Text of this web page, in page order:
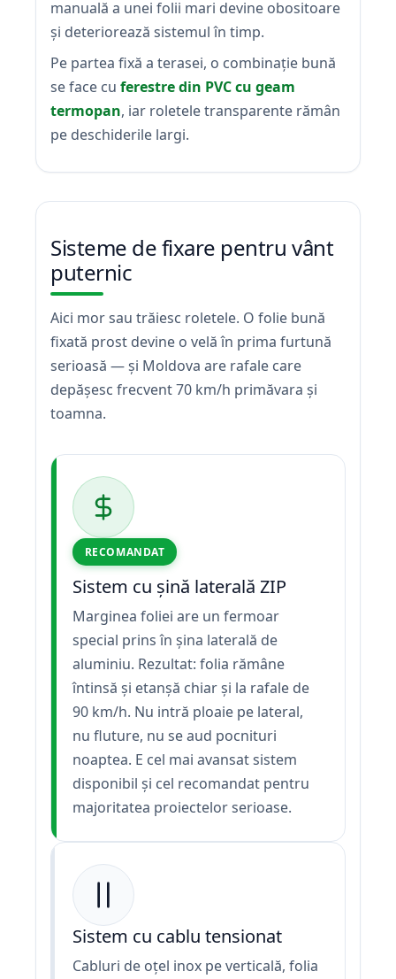
manuală a unei folii mari devine obositoare
și deteriorează sistemul în timp.
Pe partea fixă a terasei, o combinație bună
se face cu ferestre din PVC cu geam
termopan, iar roletele transparente rămân
pe deschiderile largi.
Sisteme de fixare pentru vânt
puternic
Aici mor sau trăiesc roletele. O folie bună
fixată prost devine o velă în prima furtună
serioasă — și Moldova are rafale care
depășesc frecvent 70 km/h primăvara și
toamna.
RECOMANDAT
Sistem cu șină laterală ZIP
Marginea foliei are un fermoar
special prins în șina laterală de
aluminiu. Rezultat: folia rămâne
întinsă și etanșă chiar și la rafale de
90 km/h. Nu intră ploaie pe lateral,
nu fluture, nu se aud pocnituri
noaptea. E cel mai avansat sistem
disponibil și cel recomandat pentru
majoritatea proiectelor serioase.
Sistem cu cablu tensionat
Cabluri de oțel inox pe verticală, folia